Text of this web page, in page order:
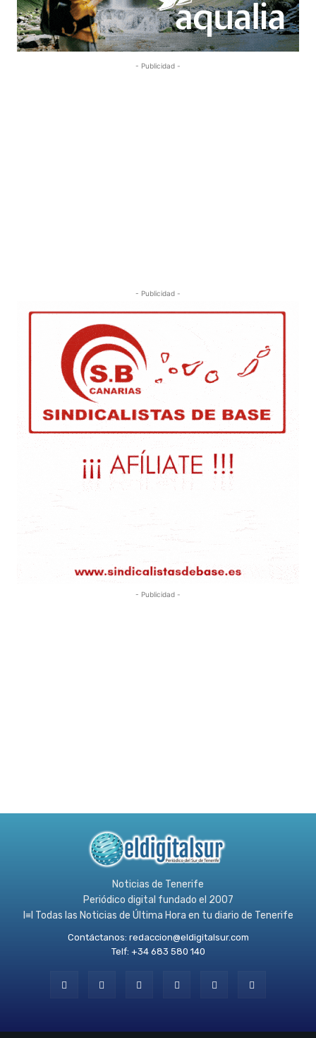
- Publicidad -
- Publicidad -
- Publicidad -
Noticias de Tenerife
Periódico digital fundado el 2007
l≡l Todas las Noticias de Última Hora en tu diario de Tenerife
Contáctanos: redaccion@eldigitalsur.com
Telf: +34 683 580 140